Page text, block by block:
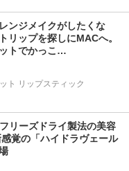
ンジメイクがしたくな
リップを探しにMACへ。
トでかっこ…
ト リップスティック
リーズドライ製法の美容
覚の「ハイドラヴェール